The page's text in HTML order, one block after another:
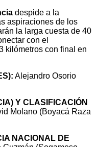
despide a la
aspiraciones de los
la larga cuesta de 40
con el
kilómetros con final en
Alejandro Osorio
Y CLASIFICACIÓN
Molano (Boyacá Raza
NACIONAL DE